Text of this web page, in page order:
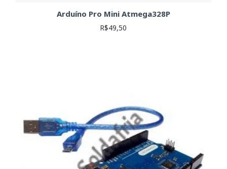
Arduíno Pro Mini Atmega328P
R$49,50